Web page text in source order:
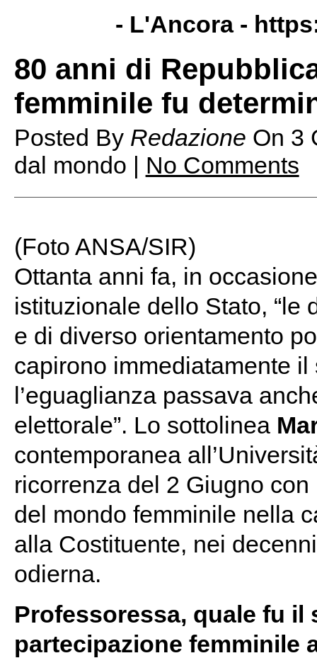
- L'Ancora -
80 anni di
femminile fu
Posted By Redazione On 3
dal mondo | No Comments
(Foto ANSA/SIR)
Ottanta anni fa, in
istituzionale dello Stato, “le
e di diverso orientamento
capirono immediatamente
l’eguaglianza passava
elettorale”. Lo sottolinea
contemporanea
ricorrenza del 2 Giugno
del mondo femminile nella
alla Costituente, nei
odierna.
Professoressa, quale fu il
partecipazione femminile